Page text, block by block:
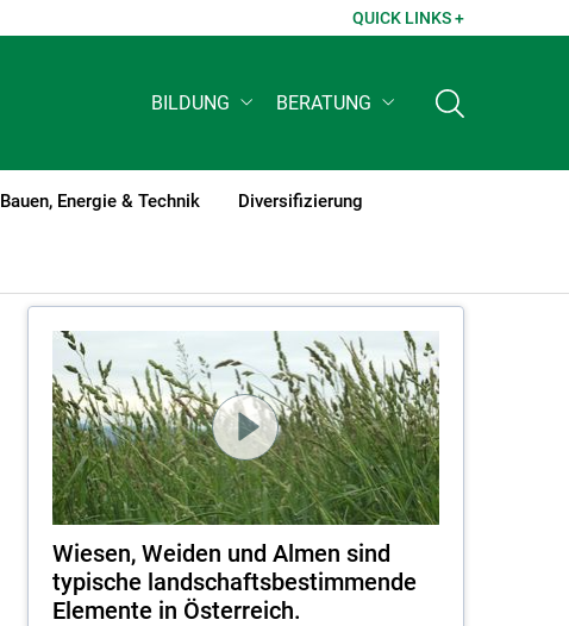
QUICK LINKS +
BILDUNG BERATUNG
Bauen, Energie & Technik Diversifizierung
Wiesen, Weiden und Almen sind
typische landschaftsbestimmende
Elemente in Österreich.